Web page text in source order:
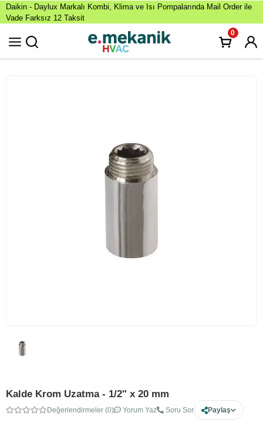
Daikin - Daylux Markalı Kombi, Klima ve Isı Pompalarında Mail Order ile
Vade Farksız 12 Taksit
0
Kalde Krom Uzatma - 1/2" x 20 mm
Değerlendirmeler (0) Yorum Yaz Soru Sor Paylaş